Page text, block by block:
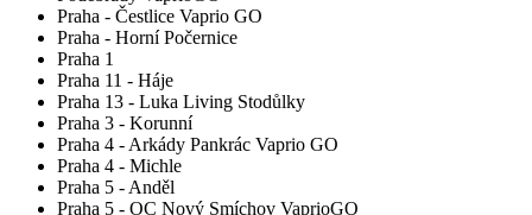
Praha - Čestlice Vaprio GO
Praha - Horní Počernice
Praha 1
Praha 11 - Háje
Praha 13 - Luka Living Stodůlky
Praha 3 - Korunní
Praha 4 - Arkády Pankrác Vaprio GO
Praha 4 - Michle
Praha 5 - Anděl
Praha 5 - OC Nový Smíchov VaprioGO